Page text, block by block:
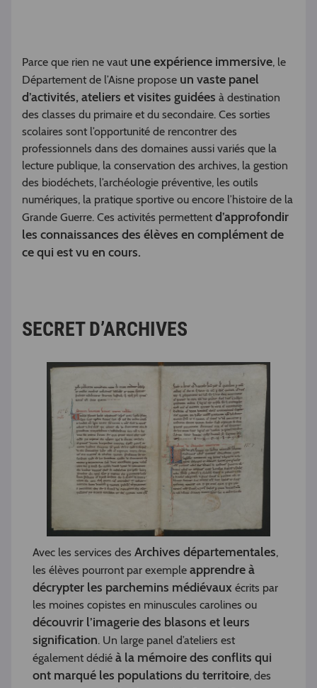
Parce que rien ne vaut une expérience immersive, le
Département de l’Aisne propose un vaste panel
d’activités, ateliers et visites guidées à destination
des classes du primaire et du secondaire. Ces sorties
scolaires sont l’opportunité de rencontrer des
professionnels dans des domaines aussi variés que la
lecture publique, la conservation des archives, la gestion
des biodéchets, l’archéologie préventive, les outils
numériques, la pratique sportive ou encore l’histoire de la
Grande Guerre. Ces activités permettent d’approfondir
les connaissances des élèves en complément de
ce qui est vu en cours.
SECRET D’ARCHIVES
Avec les services des Archives départementales,
les élèves pourront par exemple apprendre à
décrypter les parchemins médiévaux écrits par
les moines copistes en minuscules carolines ou
découvrir l’imagerie des blasons et leurs
signification. Un large panel d’ateliers est
également dédié à la mémoire des conflits qui
ont marqué les populations du territoire, des